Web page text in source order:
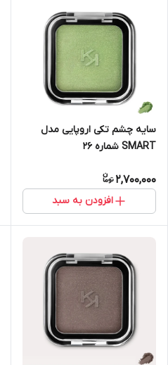
سایه چشم تکی اروپایی مدل
SMART شماره 26
2,700,000
افزودن به سبد